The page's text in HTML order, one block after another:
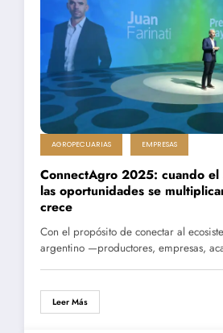
AGROPECUARIAS EMPRESAS
ConnectAgro 2025: cuando el
las oportunidades se
crece
Con el propósito de conectar al
argentino —productores, empresas,
Leer Más